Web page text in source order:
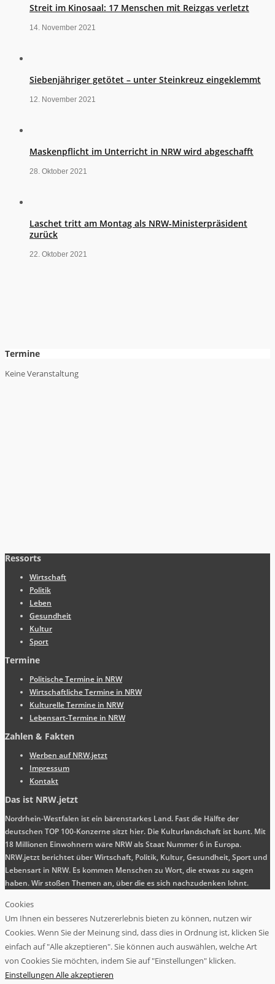
Streit im Kinosaal: 17 Menschen mit Reizgas verletzt
14. November 2021
Siebenjähriger getötet – unter Steinkreuz eingeklemmt
12. November 2021
Maskenpflicht im Unterricht in NRW wird abgeschafft
28. Oktober 2021
Laschet tritt am Montag als NRW-Ministerpräsident
zurück
22. Oktober 2021
Termine
Keine Veranstaltung
Ressorts
Wirtschaft
Politik
Leben
Gesundheit
Kultur
Sport
Termine
Politische Termine in NRW
Wirtschaftliche Termine in NRW
Kulturelle Termine in NRW
Lebensart-Termine in NRW
Zahlen & Fakten
Werben auf NRW.jetzt
Impressum
Kontakt
Das ist NRW.jetzt
Nordrhein-Westfalen ist ein bärenstarkes Land. Fast die Hälfte der
deutschen TOP 100-Konzerne sitzt hier. Die Kulturlandschaft ist bunt. Mit
18 Millionen Einwohnern wäre NRW als Staat Nummer 6 in Europa.
NRW.jetzt berichtet über Wirtschaft, Politik, Kultur, Gesundheit, Sport und
Lebensart in NRW. Es kommen Menschen zu Wort, die etwas zu sagen
haben. Wir stoßen Themen an, über die es sich nachzudenken lohnt.
Cookies
Um Ihnen ein besseres Nutzererlebnis bieten zu können, nutzen wir
Cookies. Wenn Sie der Meinung sind, dass dies in Ordnung ist, klicken Sie
einfach auf "Alle akzeptieren". Sie können auch auswählen, welche Art
von Cookies Sie möchten, indem Sie auf "Einstellungen" klicken.
Einstellungen Alle akzeptieren